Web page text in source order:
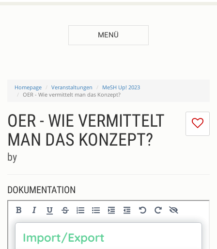
MENÜ
Homepage Veranstaltungen
MeSH Up! 2023
OER - Wie vermittelt man das Konzept?
OER - WIE VERMITTELT
MAN DAS KONZEPT?
by
DOKUMENTATION